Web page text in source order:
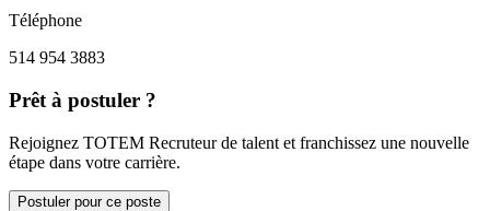
Téléphone
514 954 3883
Prêt à postuler ?
Rejoignez TOTEM Recruteur de talent et franchissez une nouvelle
étape dans votre carrière.
Postuler pour ce poste